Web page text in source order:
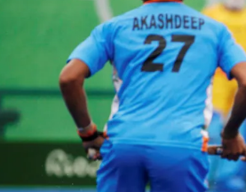
Curling
Dostihy
Florbal
Futsal
Golf